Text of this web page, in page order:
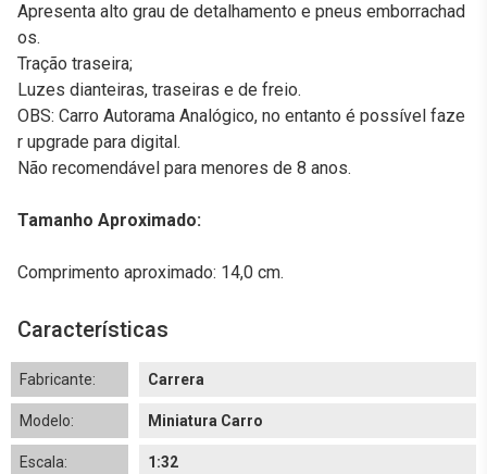
Apresenta alto grau de detalhamento e pneus emborrachad
os.
Tração traseira;
Luzes dianteiras, traseiras e de freio.
OBS: Carro Autorama Analógico, no entanto é possível faze
r upgrade para digital.
Não recomendável para menores de 8 anos.
Tamanho Aproximado:
Comprimento aproximado: 14,0 cm.
Características
Fabricante: Carrera
Modelo: Miniatura Carro
Escala: 1:32